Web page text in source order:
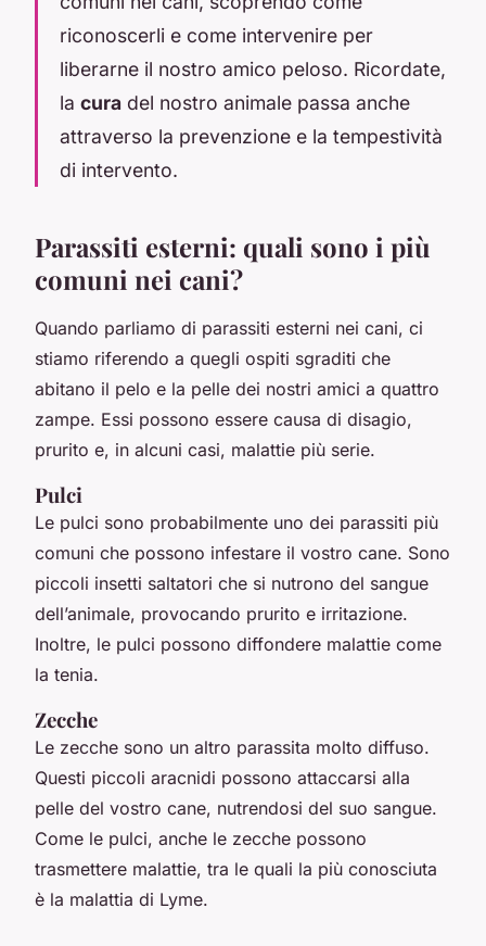
riconoscerli e come intervenire per
liberarne il nostro amico peloso. Ricordate,
la cura del nostro animale passa anche
attraverso la prevenzione e la tempestività
di intervento.
Parassiti esterni: quali sono i più
comuni nei cani?
Quando parliamo di parassiti esterni nei cani, ci
stiamo riferendo a quegli ospiti sgraditi che
abitano il pelo e la pelle dei nostri amici a quattro
zampe. Essi possono essere causa di disagio,
prurito e, in alcuni casi, malattie più serie.
Pulci
Le pulci sono probabilmente uno dei parassiti più
comuni che possono infestare il vostro cane. Sono
piccoli insetti saltatori che si nutrono del sangue
dell’animale, provocando prurito e irritazione.
Inoltre, le pulci possono diffondere malattie come
la tenia.
Zecche
Le zecche sono un altro parassita molto diffuso.
Questi piccoli aracnidi possono attaccarsi alla
pelle del vostro cane, nutrendosi del suo sangue.
Come le pulci, anche le zecche possono
trasmettere malattie, tra le quali la più conosciuta
è la malattia di Lyme.